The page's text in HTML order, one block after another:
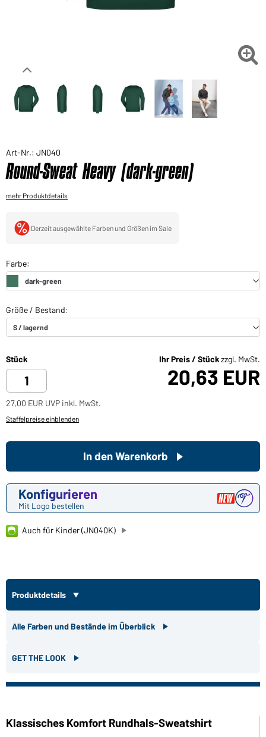
Sie möchten gerne für Ihren privaten Bedarf

Art-Nr.: JN040
Round-Sweat Heavy (dark-green)
mehr Produktdetails
Derzeit ausgewählte Farben und Größen im Sale
Stück Ihr Preis / Stückzzgl. MwSt.
20,63 EUR
27,00 EUR UVP inkl. MwSt.
Staffelpreise einblenden
Konfigurieren
Mit Logo bestellen
In den Warenkorb
Auch für Kinder (JN040K)
Produktdetails
Alle Farben und Bestände im Überblick
GET THE LOOK
Klassisches Komfort Rundhals-Sweatshirt